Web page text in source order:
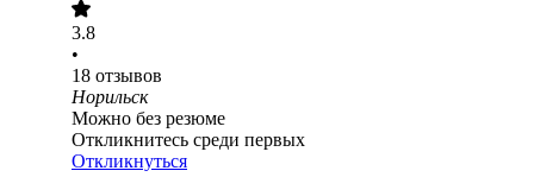
3.8
•
18 отзывов
Норильск
Можно без резюме
Откликнитесь среди первых
Откликнуться